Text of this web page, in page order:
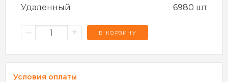
Удаленный
6980 шт
– + В КОРЗИНУ
Условия оплаты